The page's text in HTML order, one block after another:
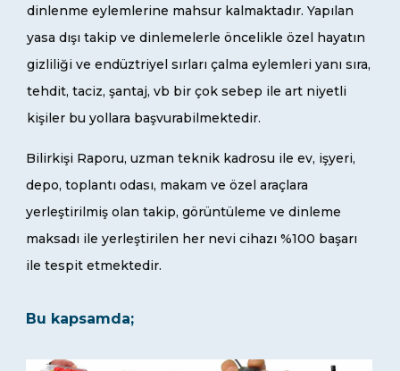
dinlenme eylemlerine mahsur kalmaktadır. Yapılan
yasa dışı takip ve dinlemelerle öncelikle özel hayatın
gizliliği ve endüztriyel sırları çalma eylemleri yanı sıra,
tehdit, taciz, şantaj, vb bir çok sebep ile art niyetli
kişiler bu yollara başvurabilmektedir.
Bilirkişi Raporu, uzman teknik kadrosu ile ev, işyeri,
depo, toplantı odası, makam ve özel araçlara
yerleştirilmiş olan takip, görüntüleme ve dinleme
maksadı ile yerleştirilen her nevi cihazı %100 başarı
ile tespit etmektedir.
Bu kapsamda;